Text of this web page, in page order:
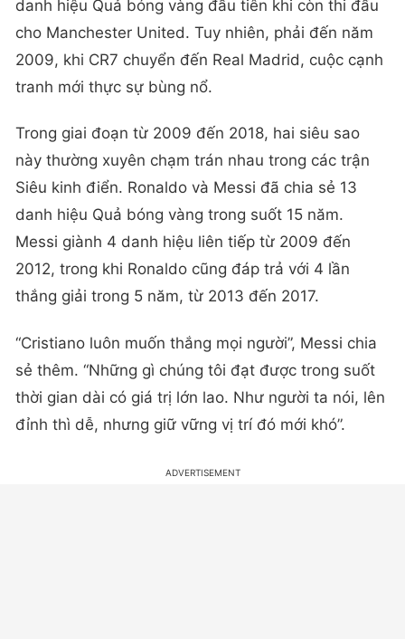
danh hiệu Quả bóng vàng đầu tiên khi còn thi đấu
cho Manchester United. Tuy nhiên, phải đến năm
2009, khi CR7 chuyển đến Real Madrid, cuộc cạnh
tranh mới thực sự bùng nổ.
Trong giai đoạn từ 2009 đến 2018, hai siêu sao
này thường xuyên chạm trán nhau trong các trận
Siêu kinh điển. Ronaldo và Messi đã chia sẻ 13
danh hiệu Quả bóng vàng trong suốt 15 năm.
Messi giành 4 danh hiệu liên tiếp từ 2009 đến
2012, trong khi Ronaldo cũng đáp trả với 4 lần
thắng giải trong 5 năm, từ 2013 đến 2017.
“Cristiano luôn muốn thắng mọi người”, Messi chia
sẻ thêm. “Những gì chúng tôi đạt được trong suốt
thời gian dài có giá trị lớn lao. Như người ta nói, lên
đỉnh thì dễ, nhưng giữ vững vị trí đó mới khó”.